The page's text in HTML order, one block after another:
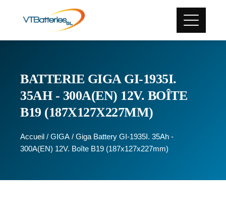
BATTERIE GIGA GI-1935I.
35AH - 300A(EN) 12V. BOÎTE
B19 (187X127X227MM)
Accueil / GIGA / Giga Battery GI-1935I. 35Ah -
300A(EN) 12V. Boîte B19 (187x127x227mm)